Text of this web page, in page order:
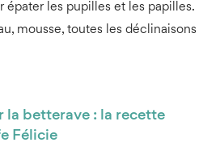
épater les pupilles et les papilles.
mousse, toutes les déclinaisons
la betterave : la recette
Félicie